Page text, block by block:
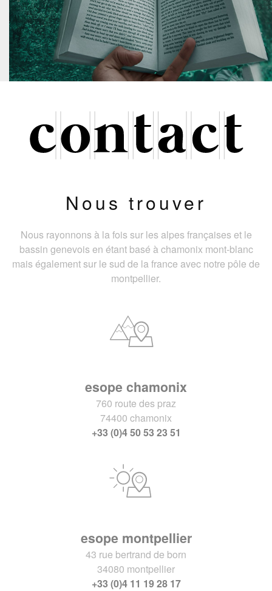
Nous trouver
Nous rayonnons à la fois sur les alpes françaises et le
bassin genevois en étant basé à chamonix mont-blanc
mais également sur le sud de la france avec notre pôle de
montpellier.
esope chamonix
760 route des praz
74400 chamonix
+33 (0)4 50 53 23 51
esope montpellier
43 rue bertrand de born
34080 montpellier
+33 (0)4 11 19 28 17